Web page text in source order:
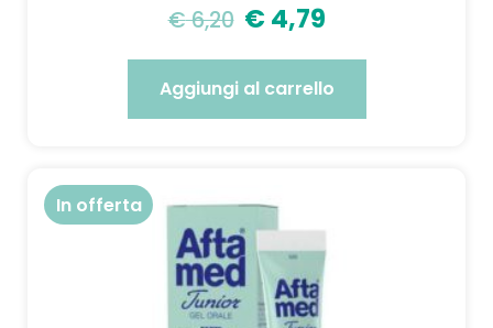
€6,20 € 4,79
Aggiungi al carrello
In offerta